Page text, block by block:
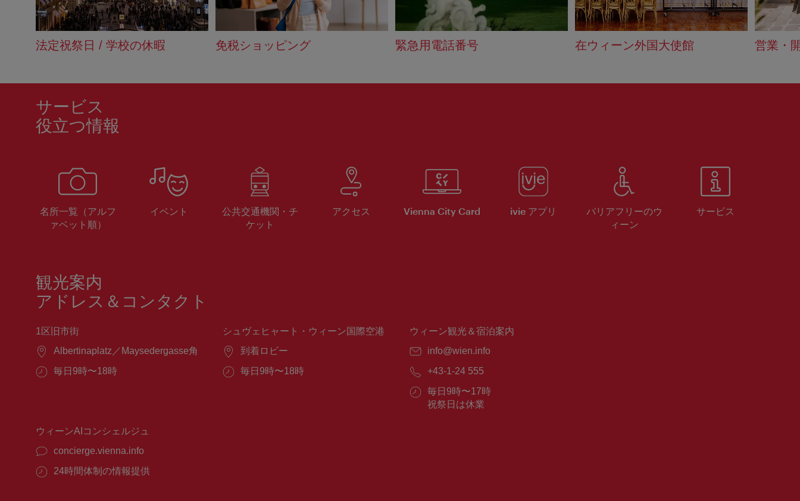
法定祝祭日 / 学校の休暇 免税ショッピング 緊急用電話番号 在ウィーン外国大使館 営業・
サービス
役立つ情報
名所一覧（アルフ
ァベット順）
イベント
公共交通機関・チ
ケット
アクセス Vienna City Card ivie アプリ
バリアフリーのウ
ィーン
サービス
観光案内
アドレス＆コンタクト
1区旧市街
場
Albertinaplatz／Maysedergasse角
営
毎日9時〜18時
シュヴェヒャート・ウィーン国際空港
場
到着ロビー
営
毎日9時〜18時
ウィーン観光＆宿泊案内
E
ー
ル：
info@wien.info
電
番
号：
+43-1-24 555
営
業
毎日9時〜17時
祝祭日は休業
ウィーンAIコンシェルジュ
concierge.vienna.info
24時間体制の情報提供